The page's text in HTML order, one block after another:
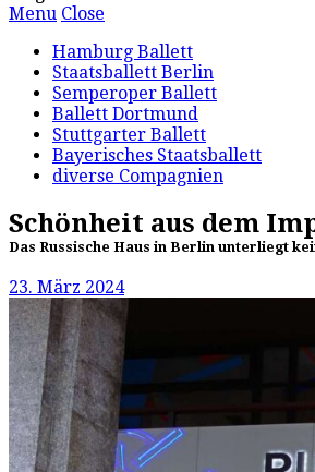
Menu Close
Hamburg Ballett
Staatsballett Berlin
Semperoper Ballett
Ballett Dortmund
Stuttgarter Ballett
Bayerisches Staatsballett
diverse Compagnien
Schönheit aus dem
Das Russische Haus in Berlin unterliegt
23. März 2024